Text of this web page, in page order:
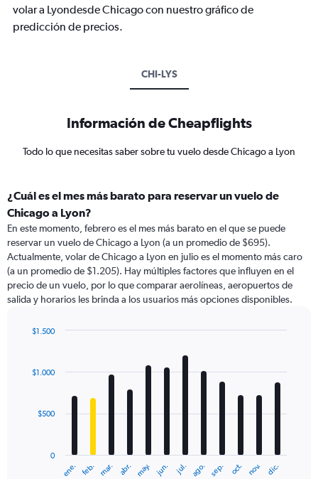
volar a Lyondesde Chicago con nuestro gráfico de
predicción de precios.
CHI-LYS
Información de Cheapflights
Todo lo que necesitas saber sobre tu vuelo desde Chicago a Lyon
¿Cuál es el mes más barato para reservar un vuelo de
Chicago a Lyon?
En este momento, febrero es el mes más barato en el que se puede
reservar un vuelo de Chicago a Lyon (a un promedio de $695).
Actualmente, volar de Chicago a Lyon en julio es el momento más caro
(a un promedio de $1.205). Hay múltiples factores que influyen en el
precio de un vuelo, por lo que comparar aerolíneas, aeropuertos de
salida y horarios les brinda a los usuarios más opciones disponibles.
with
12
The
ene. feb. mar. abr. may. jun. jul. ago. sep. oct. nov. dic.
0
$500
$1.000
$1.500